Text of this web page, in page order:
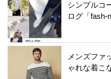
シンプルコ
ログ「fash-
メンズファ
ゃれな着こ